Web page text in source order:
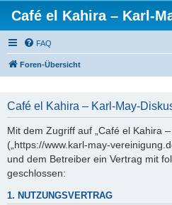
Café el Kahira – Karl-
FAQ
Foren-Übersicht
Café el Kahira – Karl-May-
Mit dem Zugriff auf „Café el Kahira
(„https://www.karl-may-
und dem Betreiber ein Vertrag mit
geschlossen:
1. NUTZUNGSVERTRAG